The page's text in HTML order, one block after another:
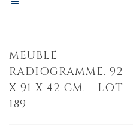
MEUBLE
RADIOGRAMME. 92
X 91 X 42 CM. - LOT
189